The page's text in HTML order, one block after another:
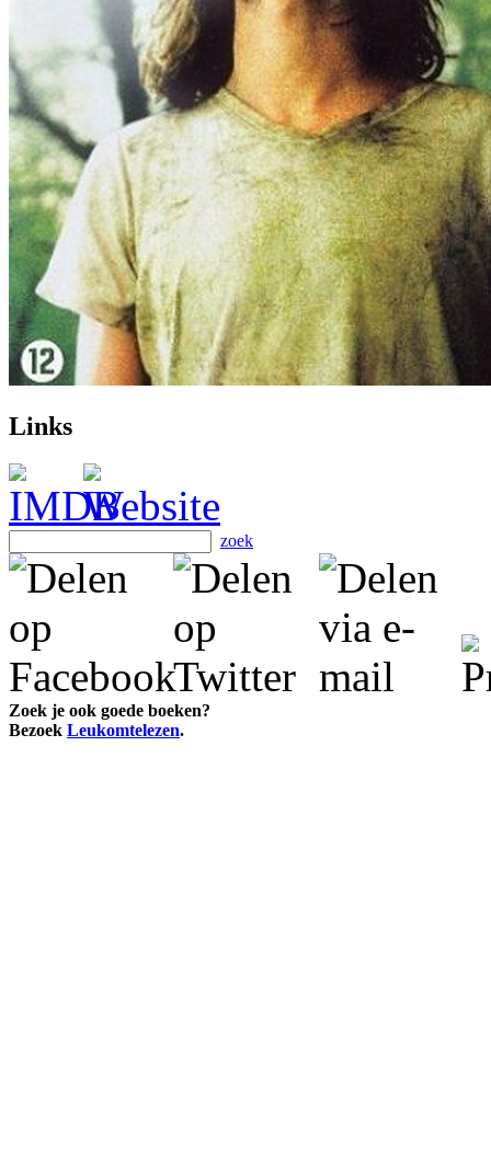
Links
zoek
Zoek je ook goede boeken?
Bezoek Leukomtelezen.